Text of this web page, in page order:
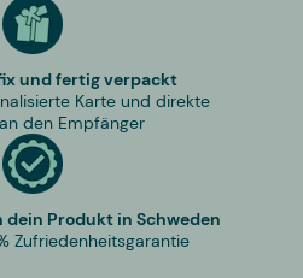
und fertig verpackt
Karte und direkte
den Empfänger
Produkt in Schweden
Zufriedenheitsgarantie